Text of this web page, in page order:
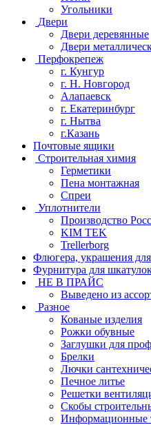
Угольники
Двери
Двери деревянные
Двери
Перфокрепеж
г. Кунгур
г. Н. Новгород
Алапаевск
г. Екатеринбург
г. Нытва
г.Казань
Почтовые ящики
Строительная химия
Герметики
Пена монтажная
Спреи
Уплотнители
Производство
KIM TEK
Trellerborg
Флюгера, украшения
Фурнитура для
НЕ В ПРАЙС
Выведено из
Разное
Кованые изделия
Рожки обувные
Заглушки для
Брелки
Лючки
Печное литье
Решетки
Скобы
Информационные